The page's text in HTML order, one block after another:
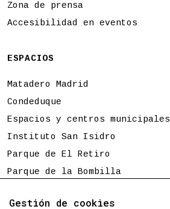
Gestión de cookies
Zona de prensa
Accesibilidad en eventos
ESPACIOS
Matadero Madrid
Condeduque
Espacios y centros municipales
Instituto San Isidro
Parque de El Retiro
Parque de la Bombilla